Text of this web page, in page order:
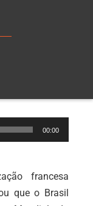
00:00
francesa
que o Brasil